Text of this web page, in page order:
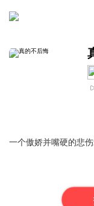
一个傲娇并嘴硬的悲